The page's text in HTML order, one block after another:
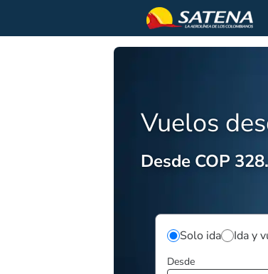
Vuelos
Desde COP
Solo ida Ida y
Desde